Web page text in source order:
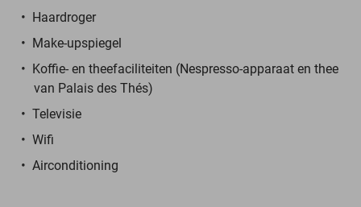
Haardroger
Make-upspiegel
Koffie- en theefaciliteiten (Nespresso-apparaat en thee
van Palais des Thés)
Televisie
Wifi
Airconditioning